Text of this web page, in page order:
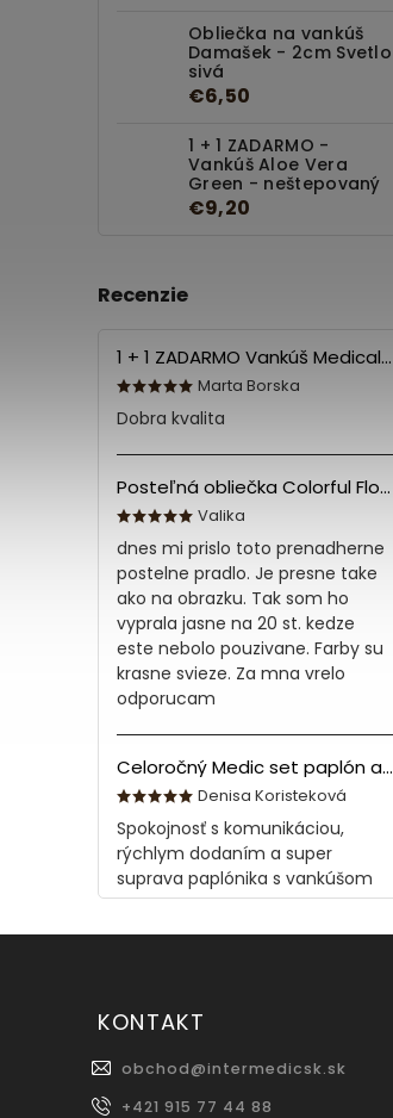
Obliečka na vankúš
Damašek - 2cm Svetlo
sivá
€6,50
1 + 1 ZADARMO -
Vankúš Aloe Vera
Green - neštepovaný
€9,20
Recenzie
1 + 1 ZADARMO Vankúš Medical 70x90 cm
Marta Borska
Dobra kvalita
Posteľná obliečka Colorful Flowers Modrá 140x200/70x90 cm
Valika
dnes mi prislo toto prenadherne
postelne pradlo. Je presne take
ako na obrazku. Tak som ho
vyprala jasne na 20 st. kedze
este nebolo pouzivane. Farby su
krasne svieze. Za mna vrelo
odporucam
Celoročný Medic set paplón a vankúš z bavlny
Denisa Koristeková
Spokojnosť s komunikáciou,
rýchlym dodaním a super
suprava paplónika s vankúšom
KONTAKT
obchod@intermedicsk.sk
+421 915 77 44 88